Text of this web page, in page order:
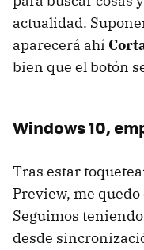
actualidad.
aparecerá ahí
bien que el botón
Windows 10,
Tras estar
Preview, me quedo
Seguimos
desde